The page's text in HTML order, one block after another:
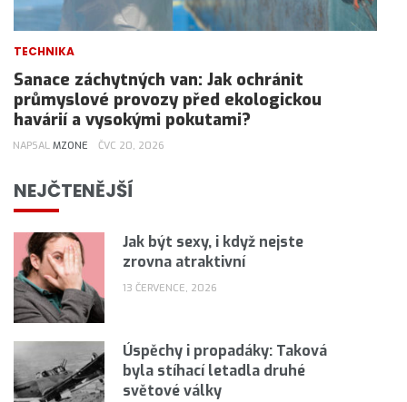
TECHNIKA
Sanace záchytných van: Jak ochránit
průmyslové provozy před ekologickou
havárií a vysokými pokutami?
NAPSAL MZONE ČVC 20, 2026
NEJČTENĚJŠÍ
Jak být sexy, i když nejste
zrovna atraktivní
13 ČERVENCE, 2026
Úspěchy i propadáky: Taková
byla stíhací letadla druhé
světové války